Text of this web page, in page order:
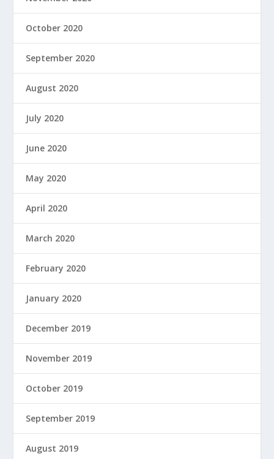
October 2020
September 2020
August 2020
July 2020
June 2020
May 2020
April 2020
March 2020
February 2020
January 2020
December 2019
November 2019
October 2019
September 2019
August 2019